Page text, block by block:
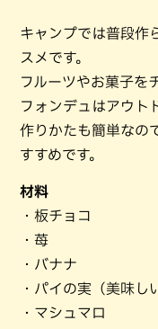
キャンプでは普段作
スメです。
フルーツやお菓子を
フォンデュはアウト
作りかたも簡単なの
すすめです。
材料
・板チョコ
・苺
・バナナ
・パイの実（美味し
・マシュマロ